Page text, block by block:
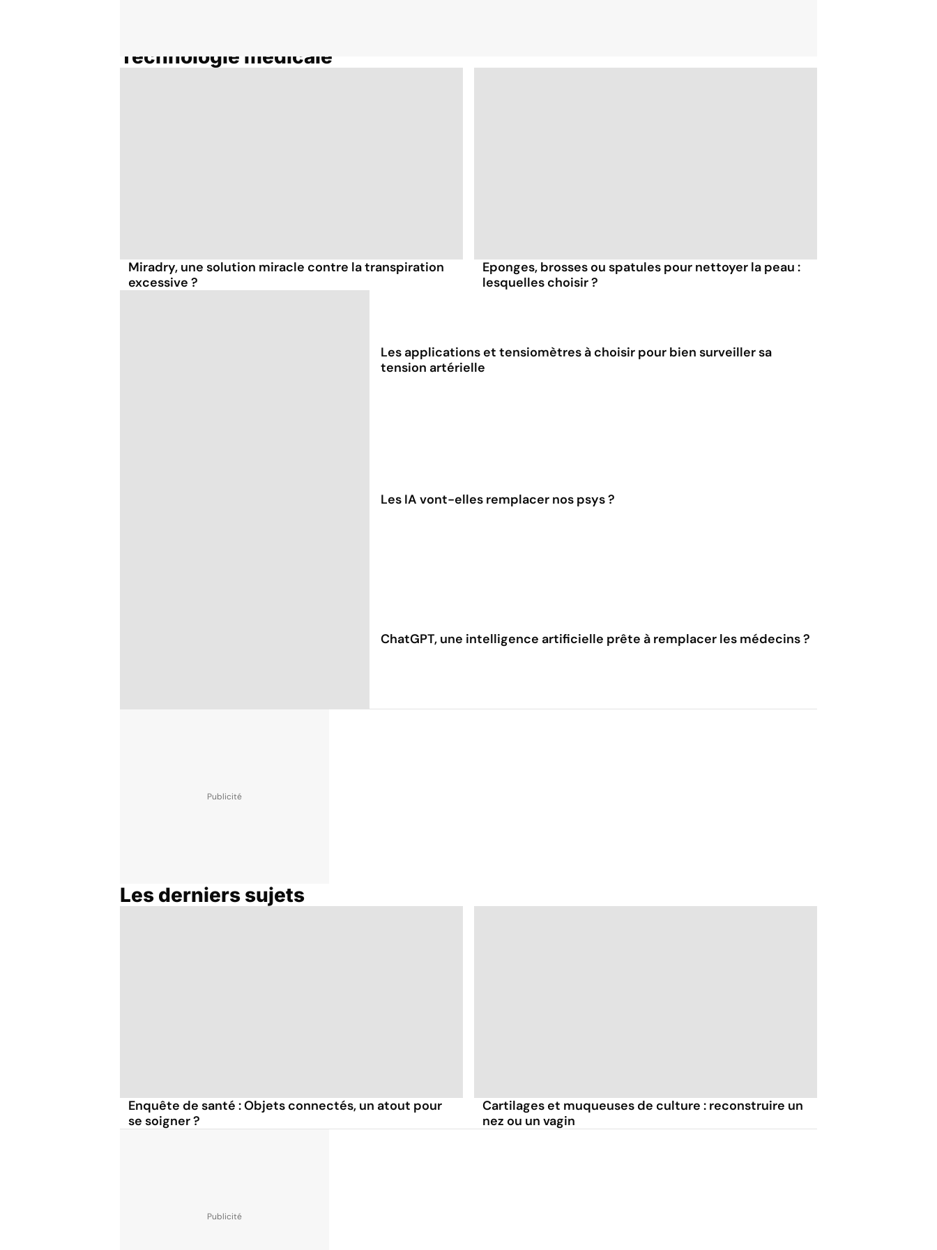
Technologie médicale
Miradry, une solution miracle contre la transpiration
excessive ?
Eponges, brosses ou spatules pour nettoyer la peau :
lesquelles choisir ?
Les applications et tensiomètres à choisir pour bien surveiller sa
tension artérielle
Les IA vont-elles remplacer nos psys ?
ChatGPT, une intelligence artificielle prête à remplacer les médecins ?
Les derniers sujets
Enquête de santé : Objets connectés, un atout pour
se soigner ?
Cartilages et muqueuses de culture : reconstruire un
nez ou un vagin